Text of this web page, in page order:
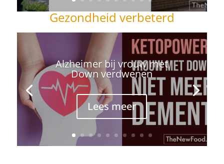
Gezondheid verbeterd
Alzheimer bij vrouw met
Down verdwenen
Lees meer